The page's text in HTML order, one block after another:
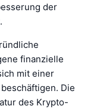
der
finanzielle
mit einer
Die
des Krypto-